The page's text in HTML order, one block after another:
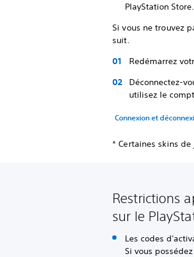
PlayStation Store.
Si vous ne trouvez
suit.
Redémarrez
Déconnectez-
utilisez le
Connexion et
* Certaines skins
Restrictions
sur le
Les codes
Si vous